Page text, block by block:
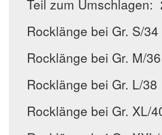
Teil zum Umschlagen:
Rocklänge bei Gr. S/
Rocklänge bei Gr. M/
Rocklänge bei Gr. L/
Rocklänge bei Gr. XL/